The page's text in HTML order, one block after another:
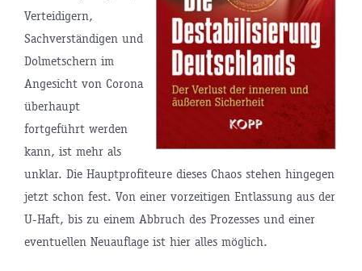
Verteidigern,
Sachverständigen und
Dolmetschern im
Angesicht von Corona
überhaupt
fortgeführt werden
kann, ist mehr als
unklar. Die Hauptprofiteure dieses Chaos stehen hingegen
jetzt schon fest. Von einer vorzeitigen Entlassung aus der
U-Haft, bis zu einem Abbruch des Prozesses und einer
eventuellen Neuauflage ist hier alles möglich.